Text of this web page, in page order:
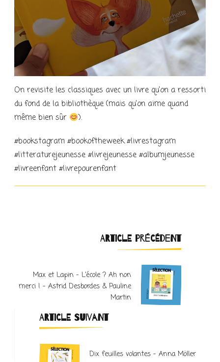
On revisite les classiques avec un livre qu’on a ressorti
du fond de la bibliothèque (mais qu’on aime quand
même bien sûr
).
#bookstagram #bookoftheweek #livrestagram
#litteraturejeunesse #livrejeunesse #albumjeunesse
#livreenfant #livrepourenfant
Navigation
d'article
ARTICLE PRÉCÉDENT
Max et Lapin – L’école ? Ah non
merci ! – Astrid Desbordes & Pauline
Martin
ARTICLE SUIVANT
Dix feuilles volantes – Anna Möller